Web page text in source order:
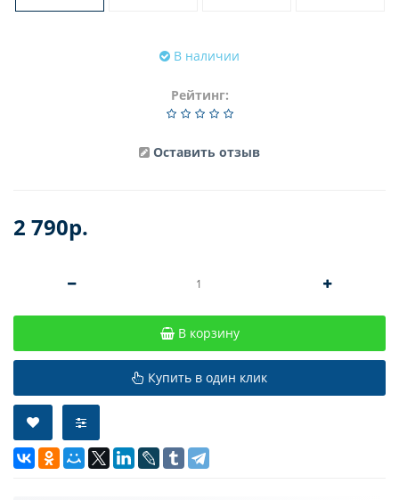
В наличии
Рейтинг:
Оставить отзыв
2 790р.
В корзину
Купить в один клик